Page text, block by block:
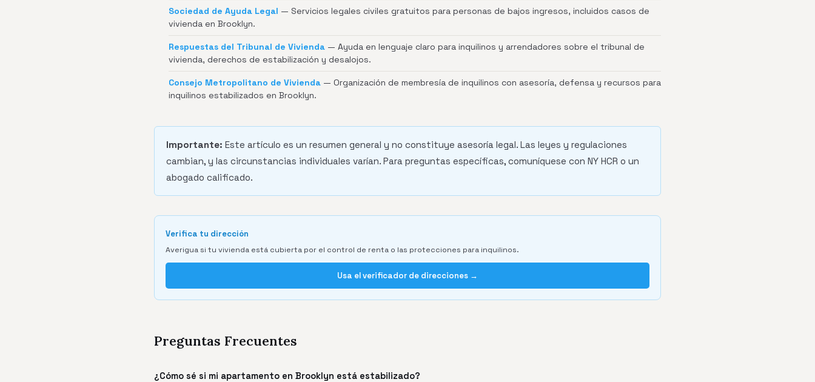
Sociedad de Ayuda Legal — Servicios legales civiles gratuitos para personas de bajos ingresos, incluidos casos de
vivienda en Brooklyn.
Respuestas del Tribunal de Vivienda — Ayuda en lenguaje claro para inquilinos y arrendadores sobre el tribunal de
vivienda, derechos de estabilización y desalojos.
Consejo Metropolitano de Vivienda — Organización de membresía de inquilinos con asesoría, defensa y recursos para
inquilinos estabilizados en Brooklyn.
Importante: Este artículo es un resumen general y no constituye asesoría legal. Las leyes y regulaciones
cambian, y las circunstancias individuales varían. Para preguntas específicas, comuníquese con NY HCR o un
abogado calificado.
Verifica tu dirección
Averigua si tu vivienda está cubierta por el control de renta o las protecciones para inquilinos.
Usa el verificador de direcciones →
Preguntas Frecuentes
¿Cómo sé si mi apartamento en Brooklyn está estabilizado?